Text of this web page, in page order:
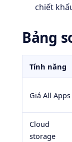
chiết
Bảng
Tính năng
Giá All Apps
Cloud
storage